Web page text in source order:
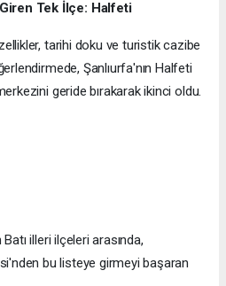
Tek İlçe: Halfeti
tarihi doku ve turistik cazibe
Şanlıurfa'nın Halfeti
geride bırakarak ikinci oldu.
illeri ilçeleri arasında,
bu listeye girmeyi başaran